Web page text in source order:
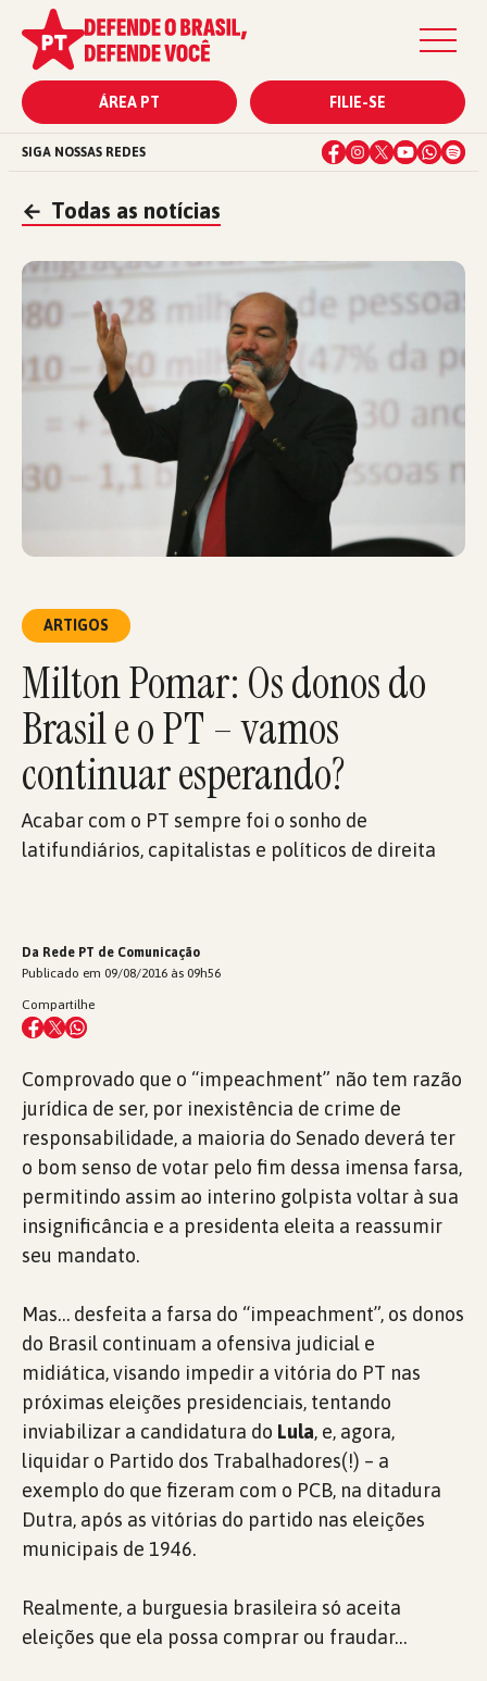
ÁREA PT FILIE-SE
SIGA NOSSAS REDES
← Todas as notícias
ARTIGOS
Milton Pomar: Os donos do
Brasil e o PT – vamos
continuar esperando?
Acabar com o PT sempre foi o sonho de
latifundiários, capitalistas e políticos de direita
Da Rede PT de Comunicação
Publicado em 09/08/2016 às 09h56
Compartilhe
Comprovado que o “impeachment” não tem razão
jurídica de ser, por inexistência de crime de
responsabilidade, a maioria do Senado deverá ter
o bom senso de votar pelo fim dessa imensa farsa,
permitindo assim ao interino golpista voltar à sua
insignificância e a presidenta eleita a reassumir
seu mandato.
Mas… desfeita a farsa do “impeachment”, os donos
do Brasil continuam a ofensiva judicial e
midiática, visando impedir a vitória do PT nas
próximas eleições presidenciais, tentando
inviabilizar a candidatura do Lula, e, agora,
liquidar o Partido dos Trabalhadores(!) – a
exemplo do que fizeram com o PCB, na ditadura
Dutra, após as vitórias do partido nas eleições
municipais de 1946.
Realmente, a burguesia brasileira só aceita
eleições que ela possa comprar ou fraudar…